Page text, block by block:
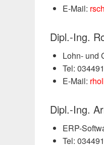
E-Mail:
Dipl.-Ing.
Lohn- und
Tel:
E-Mail:
Dipl.-Ing.
ERP-
Tel: